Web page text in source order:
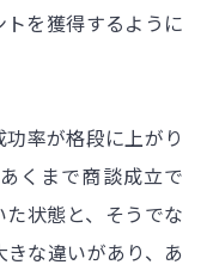
を獲得するように
率が格段に上がり
くまで商談成立で
状態と、そうでな
な違いがあり、あ